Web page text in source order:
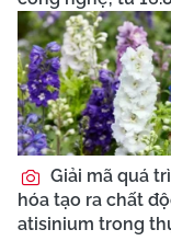
Giải mã quá
hóa tạo ra chất
atisinium trong